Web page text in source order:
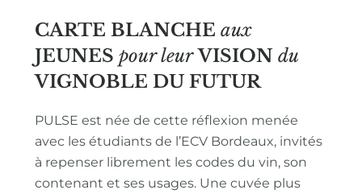
CARTE BLANCHE aux
JEUNES pour leur VISION du
VIGNOBLE DU FUTUR
PULSE est née de cette réflexion menée
avec les étudiants de l’ECV Bordeaux, invités
à repenser librement les codes du vin, son
contenant et ses usages. Une cuvée plus